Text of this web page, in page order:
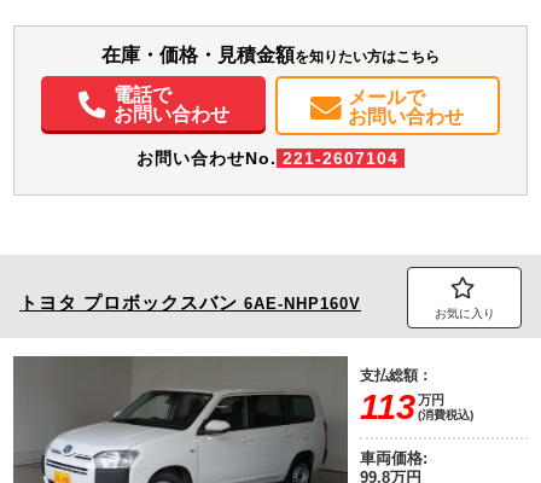
エアコン パワステ パワーウィンドウ ABS エアバッグ
集中ドアロック
TV ETC ドラレコ
在庫・価格・見積金額を知りたい方はこちら
電話で
お問い合わせ
メールで
お問い合わせ
お問い合わせNo. 221-2607104
トヨタ プロボックスバン 6AE-NHP160V
お気に入り
支払総額：
113万円
(消費税込)
車両価格:
99.8万円